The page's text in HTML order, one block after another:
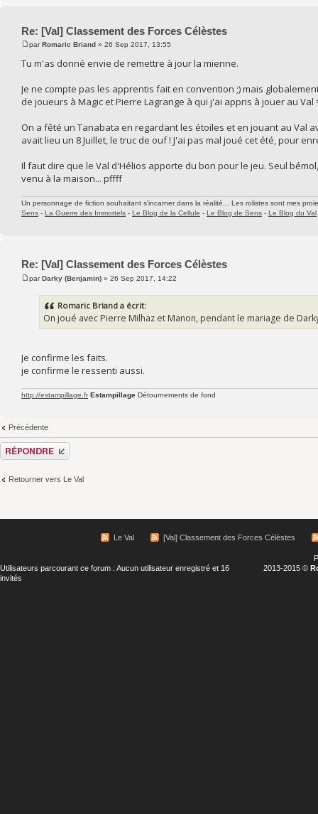
Re: [Val] Classement des Forces Célèstes
parRomaric Briand » 26 Sep 2017, 13:55
Tu m'as donné envie de remettre à jour la mienne.
Je ne compte pas les apprentis fait en convention ;) mais
de joueurs à Magic et Pierre Lagrange à qui j'ai appris à jouer au Val
On a fêté un Tanabata en regardant les étoiles et en jouant au Val
avait lieu un 8 Juillet, le truc de ouf ! J'ai pas mal joué cet été, pour
Il faut dire que le Val d'Hélios apporte du bon pour le jeu. Seul
venu à la maison... pffff
Un personnage de fiction souhaitant s'incarner dans la réalité... Les rolistes sont mes
Sens - La Guerre des Immortels - Le Blog de la Cellule - Le Blog de Sens - Le Blog du Val
Re: [Val] Classement des Forces Célèstes
parDarky (Benjamin) » 26 Sep 2017, 14:22
Romaric Briand a écrit:
On joué avec Pierre Milhaz et Manon, pendant le mariage de
Je confirme les faits.
je confirme le ressenti aussi.
http://estampillage.fr Estampillage Détournements de fond
Précédente
Répondre
Retourner vers Le Val
Le Val [Val] Classement des Forces Célèstes
Utilisateurs parcourant ce forum : Aucun utilisateur enregistré et 16
invités
2013-2015 ©